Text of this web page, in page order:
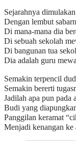
Sejarahnya
Dengan lembut
Di mana-mana dia
Di sebuah sekolah
Di bangunan tua
Dia adalah guru
Semakin terpencil
Semakin bererti
Jadilah apa pun
Budi yang
Panggilan keramat
Menjadi kenangan ke